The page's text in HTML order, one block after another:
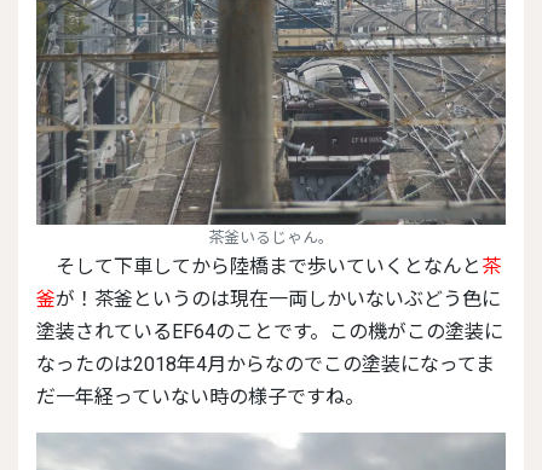
茶釜いるじゃん。
そして下車してから陸橋まで歩いていくとなんと 茶
釜が！茶釜というのは現在一両しかいないぶどう色に
塗装されているEF64のことです。この機がこの塗装に
なったのは2018年4月からなのでこの塗装になってま
だ一年経っていない時の様子ですね。